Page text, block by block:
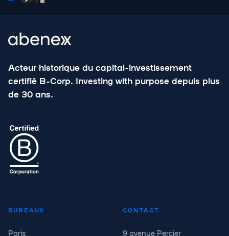
Acteur historique du capital-investissement
certifié B-Corp. Investing with purpose depuis plus
de 30 ans.
BUREAUX
Paris
CONTACT
9 avenue Percier